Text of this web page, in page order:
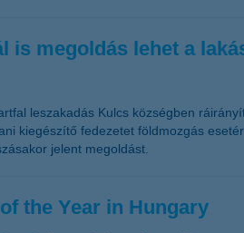
is megoldás lehet a
leszakadás Kulcs községben
kiegészítő fedezetet földmozgás
jelent megoldást.
the Year in Hungary